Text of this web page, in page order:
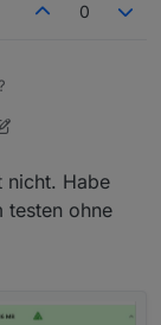
0
3
nicht an.
die
Post
> 30
werden. Ggfs.
alten
nicht. Habe
testen ohne